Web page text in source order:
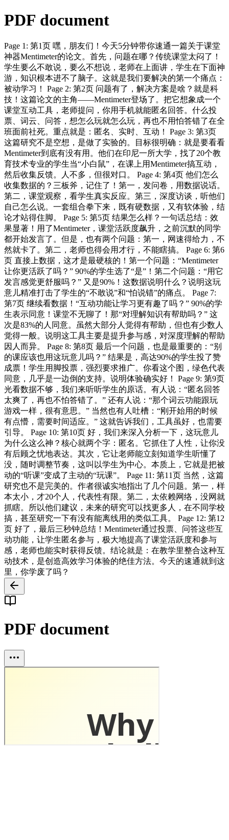
PDF document
Page 1: 第1页 嘿，朋友们！今天5分钟带你速通一篇关于课堂
神器Mentimeter的论文。首先，问题在哪？传统课堂太闷了！
学生要么不敢说，要么不想说，老师在上面讲，学生在下面神
游，知识根本进不了脑子。这就是我们要解决的第一个痛点：
被动学习！ Page 2: 第2页 问题有了，解决方案是啥？就是科
技！这篇论文的主角——Mentimeter登场了。把它想象成一个
课堂互动工具，老师提问，你用手机就能匿名回答。什么投
票、词云、问答，想怎么玩就怎么玩，再也不用怕答错了在全
班面前社死。重点就是：匿名、实时、互动！ Page 3: 第3页
这篇研究不是空想，是做了实验的。目标很明确：就是要看看
Mentimeter到底有没有用。他们在印尼一所大学，找了20个教
育技术专业的学生当“小白鼠”，在课上用Mentimeter搞互动，
然后收集反馈。人不多，但很对口。 Page 4: 第4页 他们怎么
收集数据的？三板斧，记住了！第一，发问卷，用数据说话。
第二，课堂观察，看学生真实反应。第三，深度访谈，听他们
自己怎么说。一套组合拳下来，既有硬数据，又有软体验，结
论才站得住脚。 Page 5: 第5页 结果怎么样？一句话总结：效
果显著！用了Mentimeter，课堂活跃度飙升，之前沉默的同学
都开始发言了。但是，也有两个问题：第一，网速得给力，不
然就卡了。第二，老师也得会用才行，不能瞎搞。 Page 6: 第6
页 直接上数据，这才是最硬核的！第一个问题：“Mentimeter
让你更活跃了吗？” 90%的学生选了“是”！第二个问题：“用它
发言感觉更舒服吗？” 又是90%！这数据说明什么？说明这玩
意儿精准打击了学生的“不敢说”和“怕说错”的痛点。 Page 7:
第7页 继续看数据！“互动功能让学习更有趣了吗？” 90%的学
生表示同意！课堂不无聊了！那“对理解知识有帮助吗？” 这
次是83%的人同意。虽然大部分人觉得有帮助，但也有少数人
觉得一般。说明这工具主要是提升参与感，对深度理解的帮助
因人而异。 Page 8: 第8页 最后一个问题，也是最重要的：“别
的课应该也用这玩意儿吗？” 结果是，高达90%的学生投了赞
成票！学生用脚投票，强烈要求推广。你看这个图，绿色代表
同意，几乎是一边倒的支持。说明体验确实好！ Page 9: 第9页
光看数据不够，我们来听听学生的原话。有人说：“匿名回答
太爽了，再也不怕答错了。” 还有人说：“那个词云功能跟玩
游戏一样，很有意思。” 当然也有人吐槽：“刚开始用的时候
有点懵，需要时间适应。” 这就告诉我们，工具虽好，也需要
引导。 Page 10: 第10页 好，我们来深入分析一下，这玩意儿
为什么这么神？核心就两个字：匿名。它抓住了人性，让你没
有后顾之忧地表达。其次，它让老师能立刻知道学生听懂了
没，随时调整节奏，这叫以学生为中心。本质上，它就是把被
动的“听课”变成了主动的“玩课”。 Page 11: 第11页 当然，这篇
研究也不是完美的。作者很诚实地指出了几个问题。第一，样
本太小，才20个人，代表性有限。第二，太依赖网络，没网就
抓瞎。所以他们建议，未来的研究可以找更多人，在不同学校
搞，甚至研究一下有没有能离线用的类似工具。 Page 12: 第12
页 好了，最后三秒钟总结！Mentimeter通过投票、问答这些互
动功能，让学生匿名参与，极大地提高了课堂活跃度和参与
感，老师也能实时获得反馈。结论就是：在教学里整合这种互
动技术，是创造高效学习体验的绝佳方法。今天的速通就到这
里，你学废了吗？
PDF document